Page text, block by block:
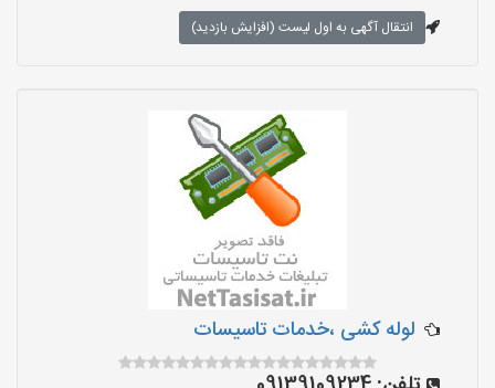
انتقال آگهی به اول لیست (افزایش بازدید)
لوله کشی ،خدمات تاسیسات